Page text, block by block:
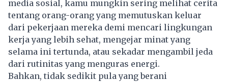
media sosial, kamu mungkin sering melihat cerita
tentang orang-orang yang memutuskan keluar
dari pekerjaan mereka demi mencari lingkungan
kerja yang lebih sehat, mengejar minat yang
selama ini tertunda, atau sekadar mengambil jeda
dari rutinitas yang menguras energi.
Bahkan, tidak sedikit pula yang berani